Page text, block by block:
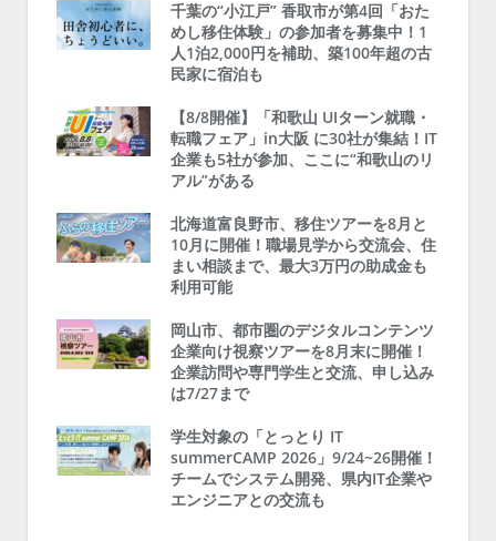
千葉の“小江戸” 香取市が第4回「おた
めし移住体験」の参加者を募集中！1
人1泊2,000円を補助、築100年超の古
民家に宿泊も
【8/8開催】「和歌山 UIターン就職・
転職フェア」in大阪 に30社が集結！IT
企業も5社が参加、ここに“和歌山のリ
アル”がある
北海道富良野市、移住ツアーを8月と
10月に開催！職場見学から交流会、住
まい相談まで、最大3万円の助成金も
利用可能
岡山市、都市圏のデジタルコンテンツ
企業向け視察ツアーを8月末に開催！
企業訪問や専門学生と交流、申し込み
は7/27まで
学生対象の「とっとり IT
summerCAMP 2026」9/24~26開催！
チームでシステム開発、県内IT企業や
エンジニアとの交流も